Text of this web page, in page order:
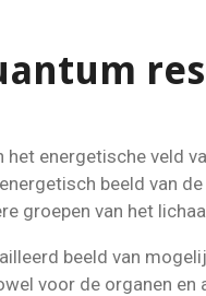
energetische veld
beeld van de
groepen van het
beeld van
voor de organen en